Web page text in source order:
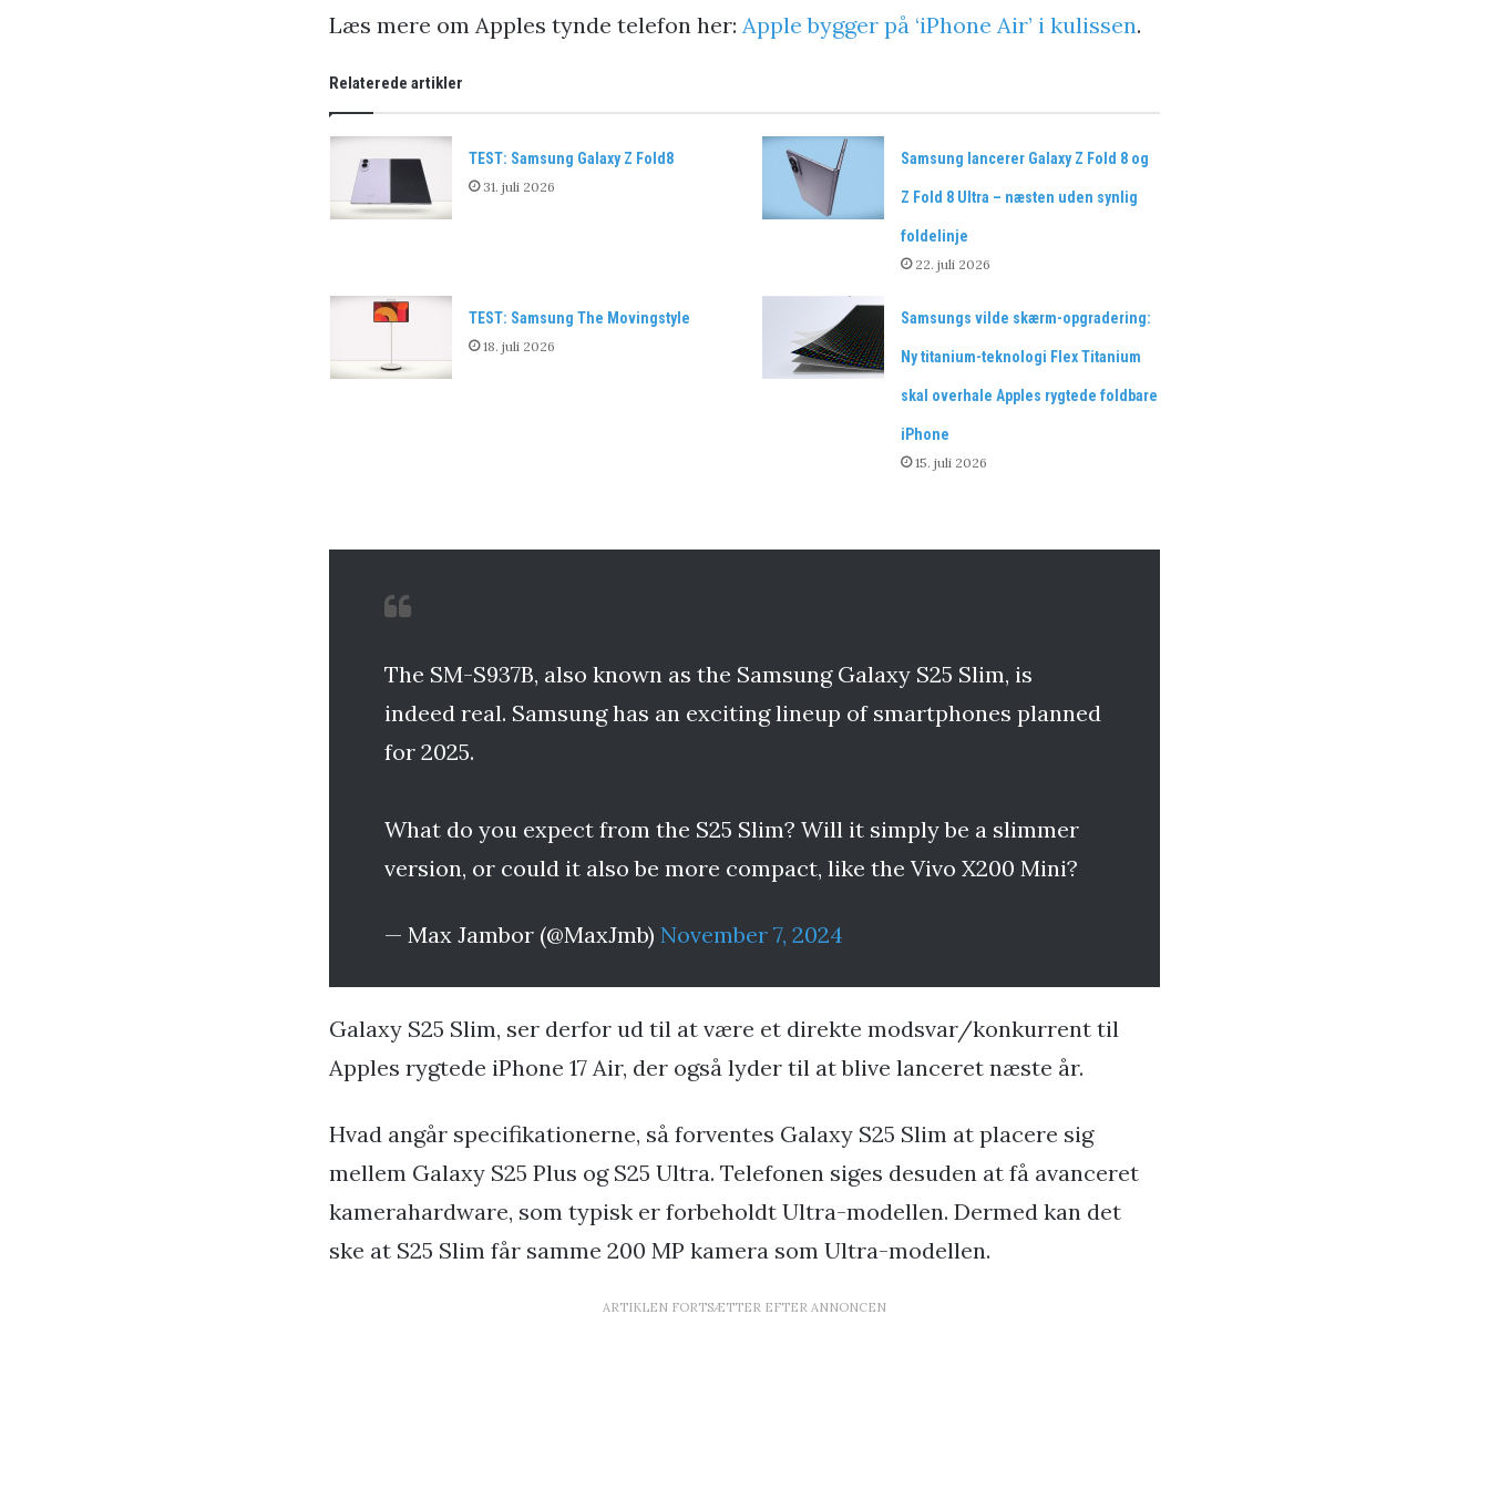
Læs mere om Apples tynde telefon her: Apple bygger på ‘iPhone Air’ i kulissen.
Relaterede artikler
TEST: Samsung Galaxy Z Fold8
31. juli 2026
Samsung lancerer Galaxy Z Fold 8 og
Z Fold 8 Ultra – næsten uden synlig
foldelinje
22. juli 2026
TEST: Samsung The Movingstyle
18. juli 2026
Samsungs vilde skærm-opgradering:
Ny titanium-teknologi Flex Titanium
skal overhale Apples rygtede foldbare
iPhone
15. juli 2026
The SM-S937B, also known as the Samsung Galaxy S25 Slim, is
indeed real. Samsung has an exciting lineup of smartphones planned
for 2025.
What do you expect from the S25 Slim? Will it simply be a slimmer
version, or could it also be more compact, like the Vivo X200 Mini?
— Max Jambor (@MaxJmb) November 7, 2024
Galaxy S25 Slim, ser derfor ud til at være et direkte modsvar/konkurrent til
Apples rygtede iPhone 17 Air, der også lyder til at blive lanceret næste år.
Hvad angår specifikationerne, så forventes Galaxy S25 Slim at placere sig
mellem Galaxy S25 Plus og S25 Ultra. Telefonen siges desuden at få avanceret
kamerahardware, som typisk er forbeholdt Ultra-modellen. Dermed kan det
ske at S25 Slim får samme 200 MP kamera som Ultra-modellen.
ARTIKLEN FORTSÆTTER EFTER ANNONCEN